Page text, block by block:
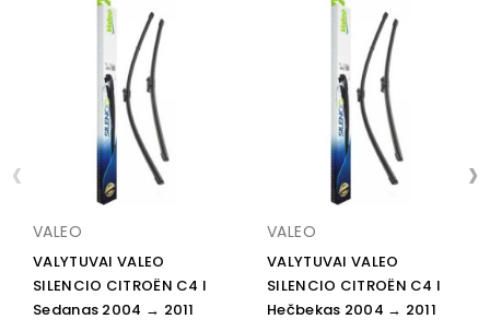
VALEO
VALYTUVAI VALEO
SILENCIO CITROËN C4 I
Sedanas 2004 → 2011
VALEO
VALYTUVAI VALEO
SILENCIO CITROËN C4 I
Hečbekas 2004 → 2011
‹ ›